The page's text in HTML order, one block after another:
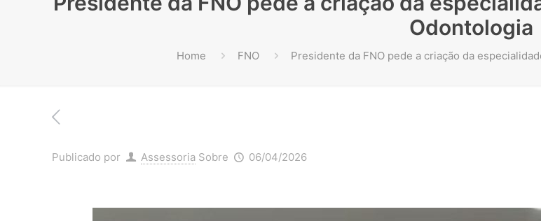
Odontologia
Home FNO Presidente da FNO pede a criação da
Publicado por Assessoria Sobre 06/04/2026